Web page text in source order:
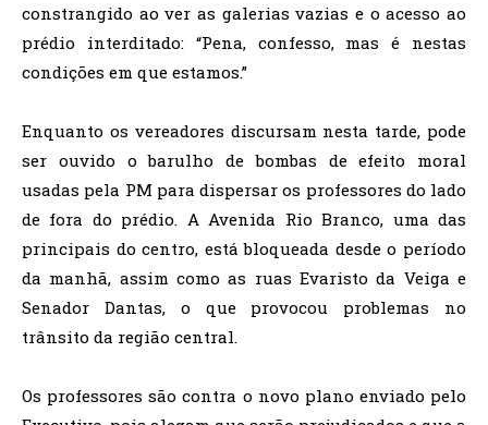
constrangido ao ver as galerias vazias e o acesso ao
prédio interditado: “Pena, confesso, mas é nestas
condições em que estamos.”
Enquanto os vereadores discursam nesta tarde, pode
ser ouvido o barulho de bombas de efeito moral
usadas pela PM para dispersar os professores do lado
de fora do prédio. A Avenida Rio Branco, uma das
principais do centro, está bloqueada desde o período
da manhã, assim como as ruas Evaristo da Veiga e
Senador Dantas, o que provocou problemas no
trânsito da região central.
Os professores são contra o novo plano enviado pelo